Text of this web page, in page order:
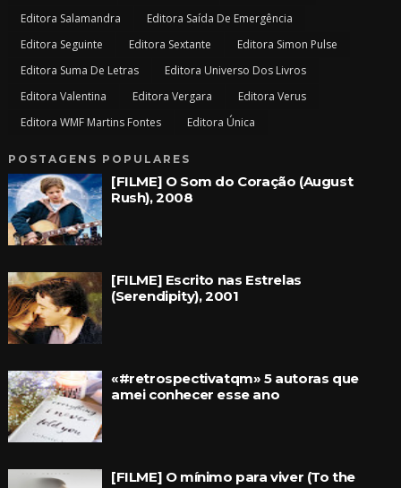
Editora Salamandra
Editora Saída De Emergência
Editora Seguinte
Editora Sextante
Editora Simon Pulse
Editora Suma De Letras
Editora Universo Dos Livros
Editora Valentina
Editora Vergara
Editora Verus
Editora WMF Martins Fontes
Editora Única
POSTAGENS POPULARES
[FILME] O Som do Coração (August
Rush), 2008
[FILME] Escrito nas Estrelas
(Serendipity), 2001
«#retrospectivatqm» 5 autoras que
amei conhecer esse ano
[FILME] O mínimo para viver (To the